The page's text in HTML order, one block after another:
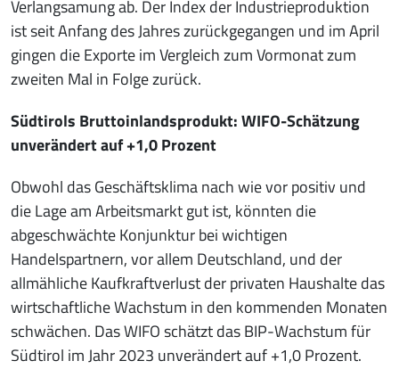
Verlangsamung ab. Der Index der Industrieproduktion
ist seit Anfang des Jahres zurückgegangen und im April
gingen die Exporte im Vergleich zum Vormonat zum
zweiten Mal in Folge zurück.
Südtirols Bruttoinlandsprodukt: WIFO-Schätzung
unverändert auf +1,0 Prozent
Obwohl das Geschäftsklima nach wie vor positiv und
die Lage am Arbeitsmarkt gut ist, könnten die
abgeschwächte Konjunktur bei wichtigen
Handelspartnern, vor allem Deutschland, und der
allmähliche Kaufkraftverlust der privaten Haushalte das
wirtschaftliche Wachstum in den kommenden Monaten
schwächen. Das WIFO schätzt das BIP-Wachstum für
Südtirol im Jahr 2023 unverändert auf +1,0 Prozent.